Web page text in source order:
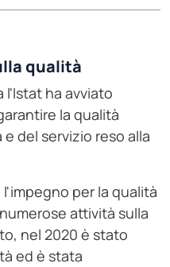
qualità
l'Istat ha avviato
la qualità
del servizio reso alla
per la qualità
attività sulla
nel 2020 è stato
ed è stata